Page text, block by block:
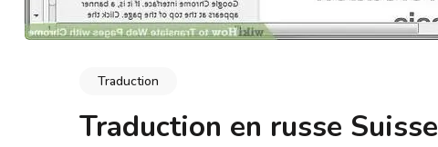
Traduction
Traduction en russe Suisse